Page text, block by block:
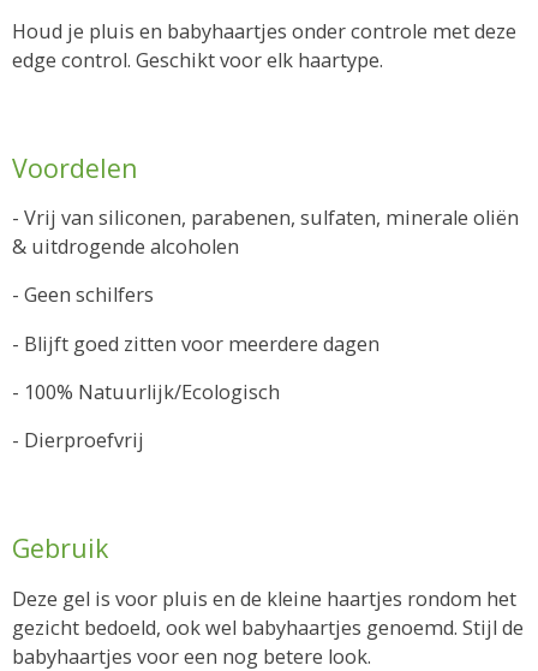
Houd je pluis en babyhaartjes onder controle met deze
edge control. Geschikt voor elk haartype.
Voordelen
- Vrij van siliconen, parabenen, sulfaten, minerale oliën
& uitdrogende alcoholen
- Geen schilfers
- Blijft goed zitten voor meerdere dagen
- 100% Natuurlijk/Ecologisch
- Dierproefvrij
Gebruik
Deze gel is voor pluis en de kleine haartjes rondom het
gezicht bedoeld, ook wel babyhaartjes genoemd. Stijl de
babyhaartjes voor een nog betere look.